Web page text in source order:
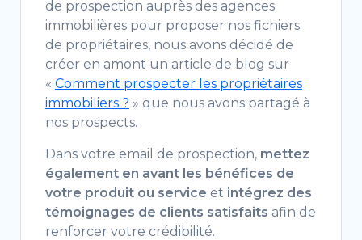
de prospection auprès des agences
immobilières pour proposer nos fichiers
de propriétaires, nous avons décidé de
créer en amont un article de blog sur
« Comment prospecter les propriétaires
immobiliers ? » que nous avons partagé à
nos prospects.
Dans votre email de prospection, mettez
également en avant les bénéfices de
votre produit ou service et intégrez des
témoignages de clients satisfaits afin de
renforcer votre crédibilité.